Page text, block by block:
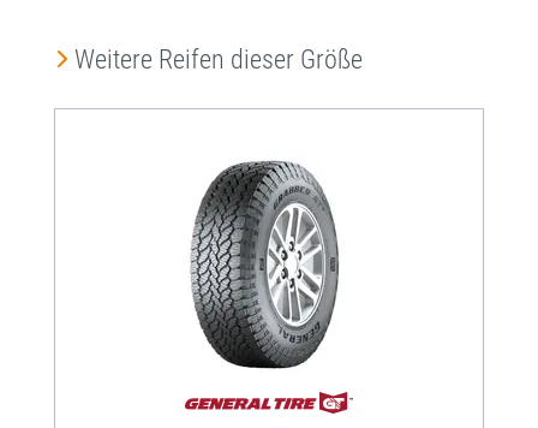
Produktgalerie überspringen
Weitere Reifen dieser Größe